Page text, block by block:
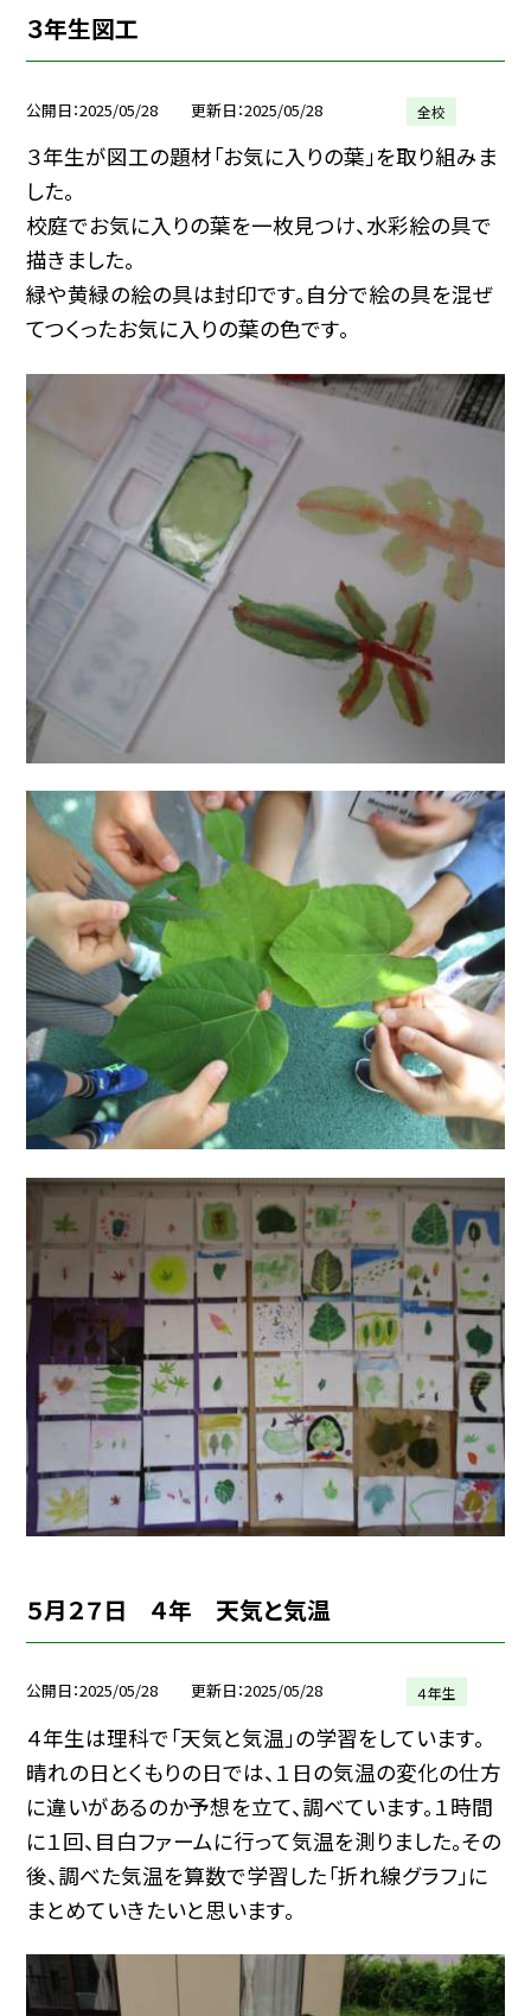
３年生図工
公開日 2025/05/28 更新日 2025/05/28 全校
３年生が図工の題材「お気に入りの葉」を取り組みま
した。
校庭でお気に入りの葉を一枚見つけ、水彩絵の具で
描きました。
緑や黄緑の絵の具は封印です。自分で絵の具を混ぜ
てつくったお気に入りの葉の色です。
５月２７日 ４年 天気と気温
公開日 2025/05/28 更新日 2025/05/28 ４年生
４年生は理科で「天気と気温」の学習をしています。
晴れの日とくもりの日では、１日の気温の変化の仕方
に違いがあるのか予想を立て、調べています。１時間
に１回、目白ファームに行って気温を測りました。その
後、調べた気温を算数で学習した「折れ線グラフ」に
まとめていきたいと思います。